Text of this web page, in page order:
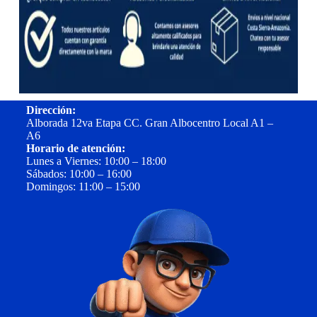
Dirección:
Alborada 12va Etapa CC. Gran Albocentro Local A1 –
A6
Horario de atención:
Lunes a Viernes: 10:00 – 18:00
Sábados: 10:00 – 16:00
Domingos: 11:00 – 15:00